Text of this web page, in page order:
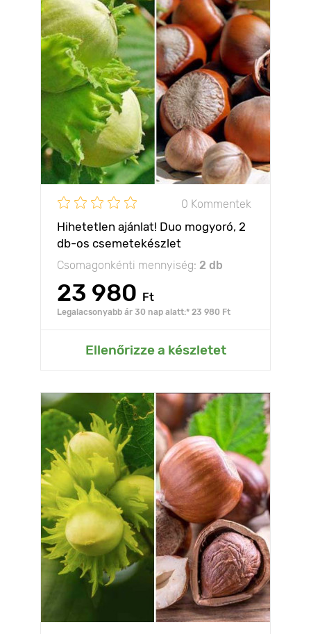
0 Kommentek
Hihetetlen ajánlat! Duo mogyoró, 2
db-os csemetekészlet
Csomagonkénti mennyiség: 2 db
23 980 Ft
Legalacsonyabb ár 30 nap alatt:* 23 980 Ft
Ellenőrizze a készletet